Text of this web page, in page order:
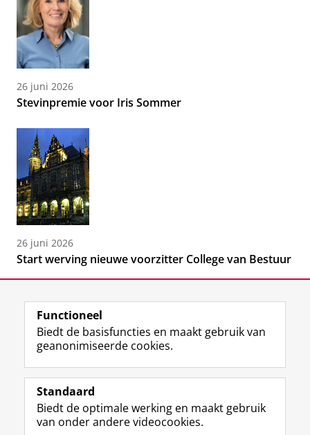
26 juni 2026
Stevinpremie voor Iris Sommer
26 juni 2026
Start werving nieuwe voorzitter College van Bestuur
Volg de RUG
F
a
e
b
L
i
k
e
R
S
-
f
I
n
t
Y
o
T
Studiekiezers
Functioneel
Biedt de basisfuncties en maakt gebruik van
geanonimiseerde cookies.
Standaard
Biedt de optimale werking en maakt gebruik
van onder andere videocookies.